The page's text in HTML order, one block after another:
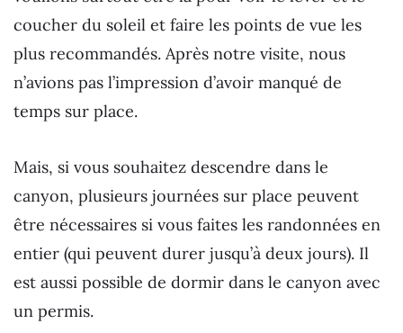
coucher du soleil et faire les points de vue les
plus recommandés. Après notre visite, nous
n’avions pas l’impression d’avoir manqué de
temps sur place.
Mais, si vous souhaitez descendre dans le
canyon, plusieurs journées sur place peuvent
être nécessaires si vous faites les randonnées en
entier (qui peuvent durer jusqu’à deux jours). Il
est aussi possible de dormir dans le canyon avec
un permis.